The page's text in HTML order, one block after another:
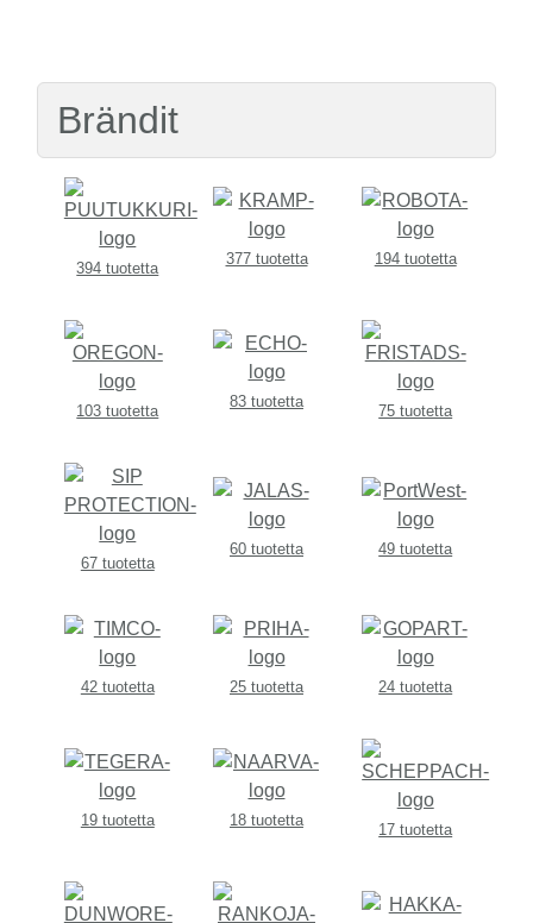
Brändit
394 tuotetta
377 tuotetta 194 tuotetta
103 tuotetta
83 tuotetta
75 tuotetta
67 tuotetta
60 tuotetta 49 tuotetta
42 tuotetta 25 tuotetta 24 tuotetta
19 tuotetta 18 tuotetta
17 tuotetta